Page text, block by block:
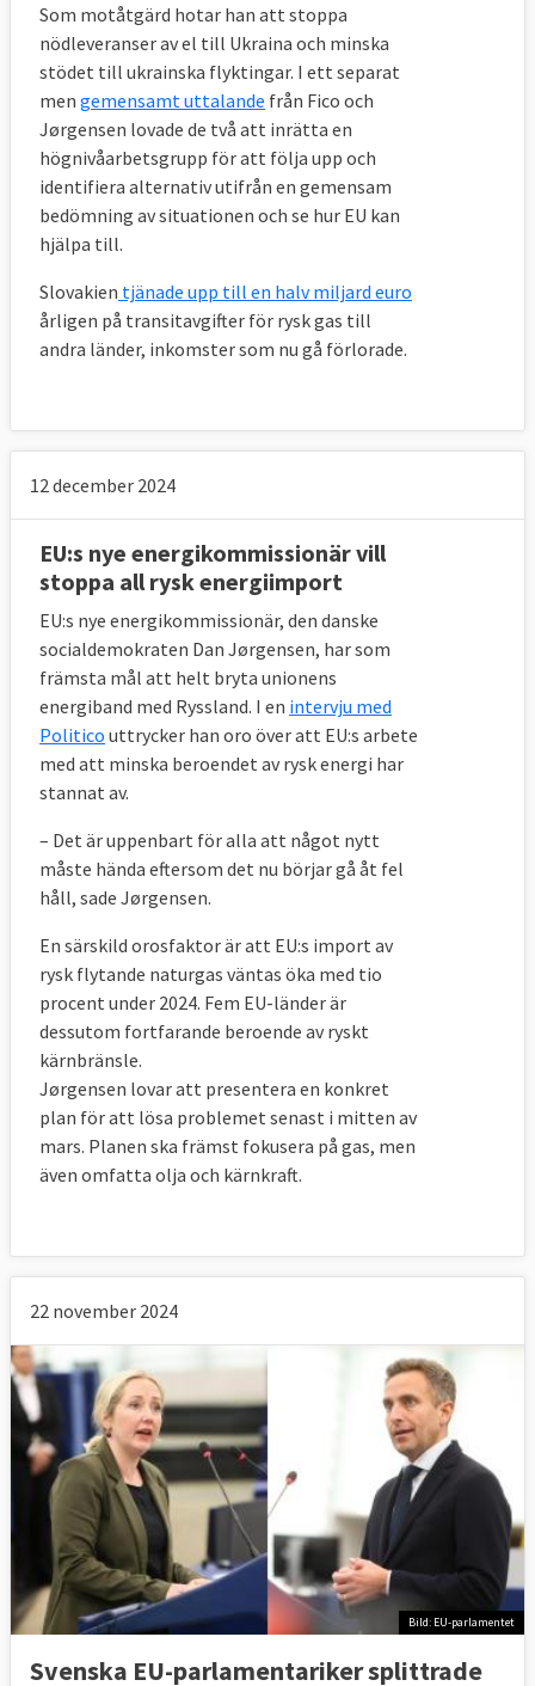
Som motåtgärd hotar han att stoppa
nödleveranser av el till Ukraina och minska
stödet till ukrainska flyktingar. I ett separat
men gemensamt uttalande från Fico och
Jørgensen lovade de två att inrätta en
högnivåarbetsgrupp för att följa upp och
identifiera alternativ utifrån en gemensam
bedömning av situationen och se hur EU kan
hjälpa till.
Slovakien tjänade upp till en halv miljard euro
årligen på transitavgifter för rysk gas till
andra länder, inkomster som nu gå förlorade.
12 december 2024
EU:s nye energikommissionär vill
stoppa all rysk energiimport
EU:s nye energikommissionär, den danske
socialdemokraten Dan Jørgensen, har som
främsta mål att helt bryta unionens
energiband med Ryssland. I en intervju med
Politico uttrycker han oro över att EU:s arbete
med att minska beroendet av rysk energi har
stannat av.
– Det är uppenbart för alla att något nytt
måste hända eftersom det nu börjar gå åt fel
håll, sade Jørgensen.
En särskild orosfaktor är att EU:s import av
rysk flytande naturgas väntas öka med tio
procent under 2024. Fem EU-länder är
dessutom fortfarande beroende av ryskt
kärnbränsle.
Jørgensen lovar att presentera en konkret
plan för att lösa problemet senast i mitten av
mars. Planen ska främst fokusera på gas, men
även omfatta olja och kärnkraft.
22 november 2024
Bild: EU-parlamentet
Svenska EU-parlamentariker splittrade